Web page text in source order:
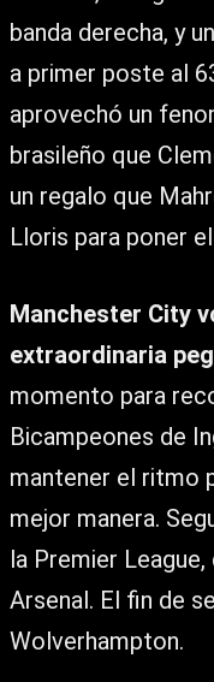
banda derecha, y
a primer poste al
aprovechó un
brasileño que
un regalo que
Lloris para poner
Manchester City
extraordinaria
momento para
Bicampeones de
mantener el ritmo
mejor manera.
la Premier
Arsenal. El fin de
Wolverhampton.